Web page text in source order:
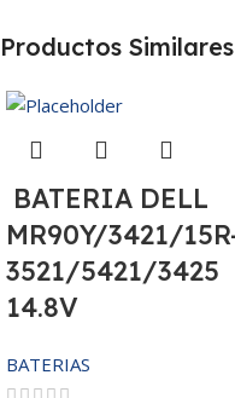
Productos Similares
BATERIA DELL
MR90Y/3421/
3521/5421/3425
14.8V
BATERIAS